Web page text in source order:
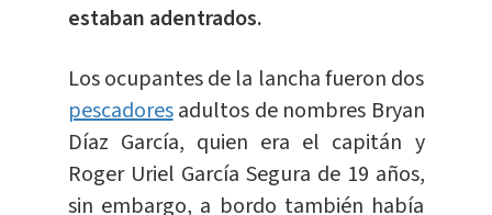
estaban adentrados.
Los ocupantes de la lancha fueron dos
pescadoresadultos de nombres Bryan
Díaz García, quien era el capitán y
Roger Uriel García Segura de 19 años,
sin embargo, a bordo también había